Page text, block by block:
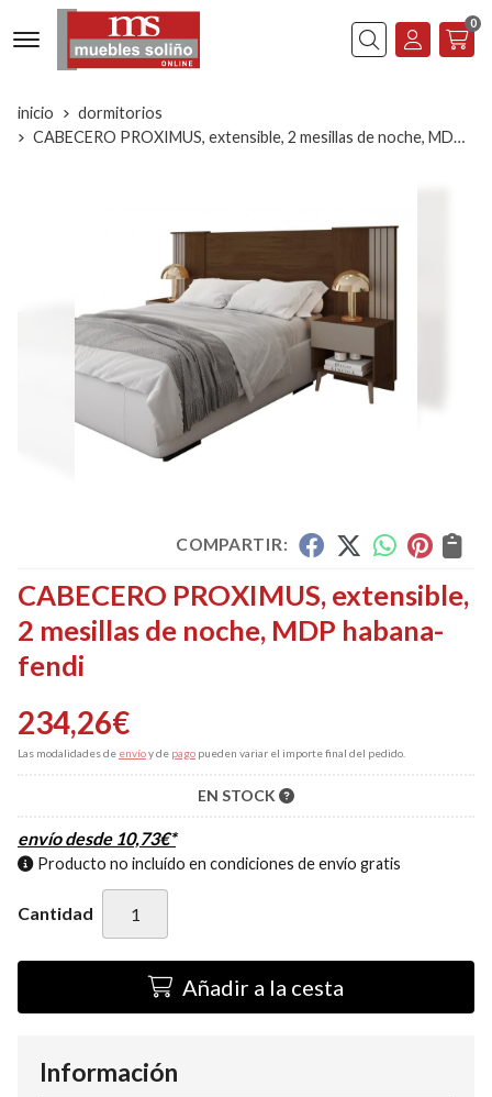
Buscar
0
inicio
dormitorios
CABECERO PROXIMUS, extensible, 2 mesillas de noche, MDP habana- fendi
COMPARTIR:
CABECERO PROXIMUS, extensible,
2 mesillas de noche, MDP habana-
fendi
234,26€
Las modalidades de envíoy de pago pueden variar el importe final del pedido.
EN STOCK
envío desde 10,73€*
Producto no incluído en condiciones de envío gratis
Cantidad
Añadir a la cesta
Información